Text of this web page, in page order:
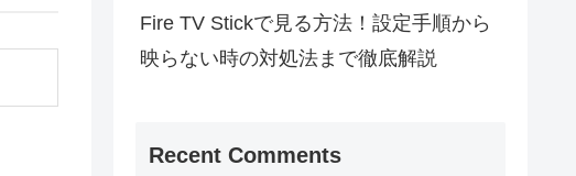
Fire TV Stickで見る方法！設定手順から
映らない時の対処法まで徹底解説
Recent Comments